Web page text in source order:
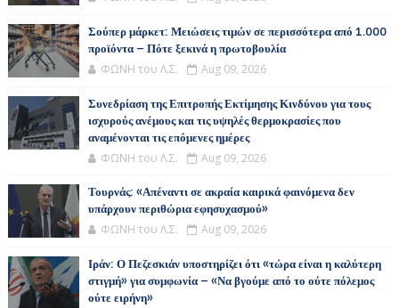
Σούπερ μάρκετ: Μειώσεις τιμών σε περισσότερα από 1.000
προϊόντα – Πότε ξεκινά η πρωτοβουλία
ΦΩΝΗ του Λ.Σ. Aug 09, 2026
Συνεδρίαση της Επιτροπής Εκτίμησης Κινδύνου για τους
ισχυρούς ανέμους και τις υψηλές θερμοκρασίες που
αναμένονται τις επόμενες ημέρες
ΦΩΝΗ του Λ.Σ. Aug 09, 2026
Τουρνάς: «Απέναντι σε ακραία καιρικά φαινόμενα δεν
υπάρχουν περιθώρια εφησυχασμού»
ΦΩΝΗ του Λ.Σ. Aug 09, 2026
Ιράν: Ο Πεζεσκιάν υποστηρίζει ότι «τώρα είναι η καλύτερη
στιγμή» για συμφωνία – «Να βγούμε από το ούτε πόλεμος
ούτε ειρήνη»